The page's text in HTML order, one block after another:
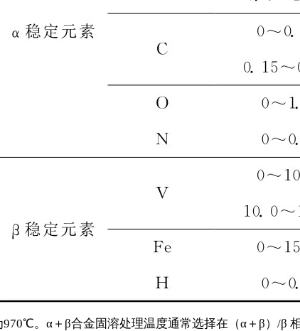
。α＋β合金固溶处理温度通常选择在（α＋β）/β